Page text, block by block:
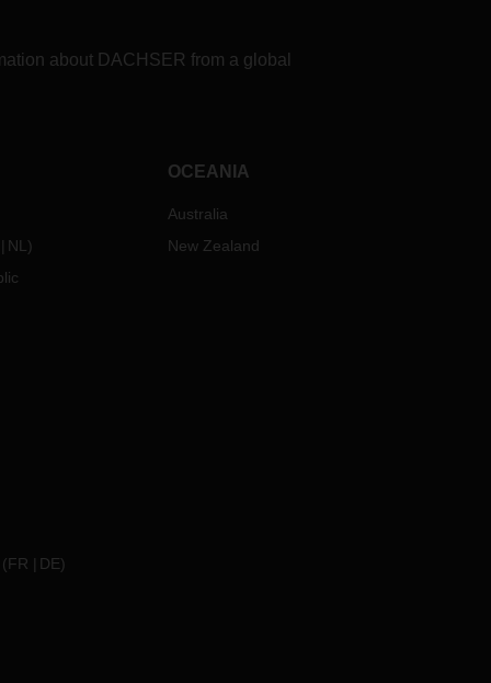
about DACHSER from a global
NL )
FR DE)
OCEANIA
Australia
New Zealand